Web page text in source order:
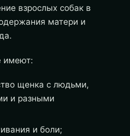
взрослых собак в
матери и
имеют:
щенка с людьми,
и разными
и боли;